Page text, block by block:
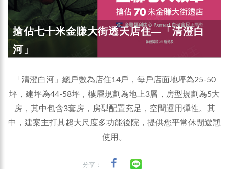
搶佔七十米金賺大街透天店住—「清澄白
河」
「清澄白河」總戶數為店住14戶，每戶店面地坪為25-50
坪，建坪為44-58坪，樓層規劃為地上3層，房型規劃為5大
房，其中包含3套房，房型配置充足，空間運用彈性。其
中，建案主打其超大尺度多功能後院，提供您平常休閒遊憩
使用。
分享：